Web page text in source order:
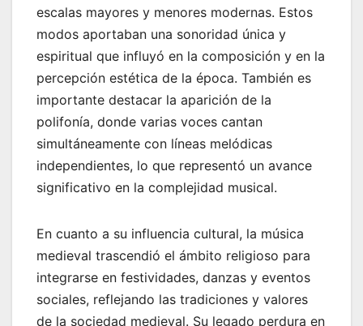
escalas mayores y menores modernas. Estos
modos aportaban una sonoridad única y
espiritual que influyó en la composición y en la
percepción estética de la época. También es
importante destacar la aparición de la
polifonía, donde varias voces cantan
simultáneamente con líneas melódicas
independientes, lo que representó un avance
significativo en la complejidad musical.
En cuanto a su influencia cultural, la música
medieval trascendió el ámbito religioso para
integrarse en festividades, danzas y eventos
sociales, reflejando las tradiciones y valores
de la sociedad medieval. Su legado perdura en